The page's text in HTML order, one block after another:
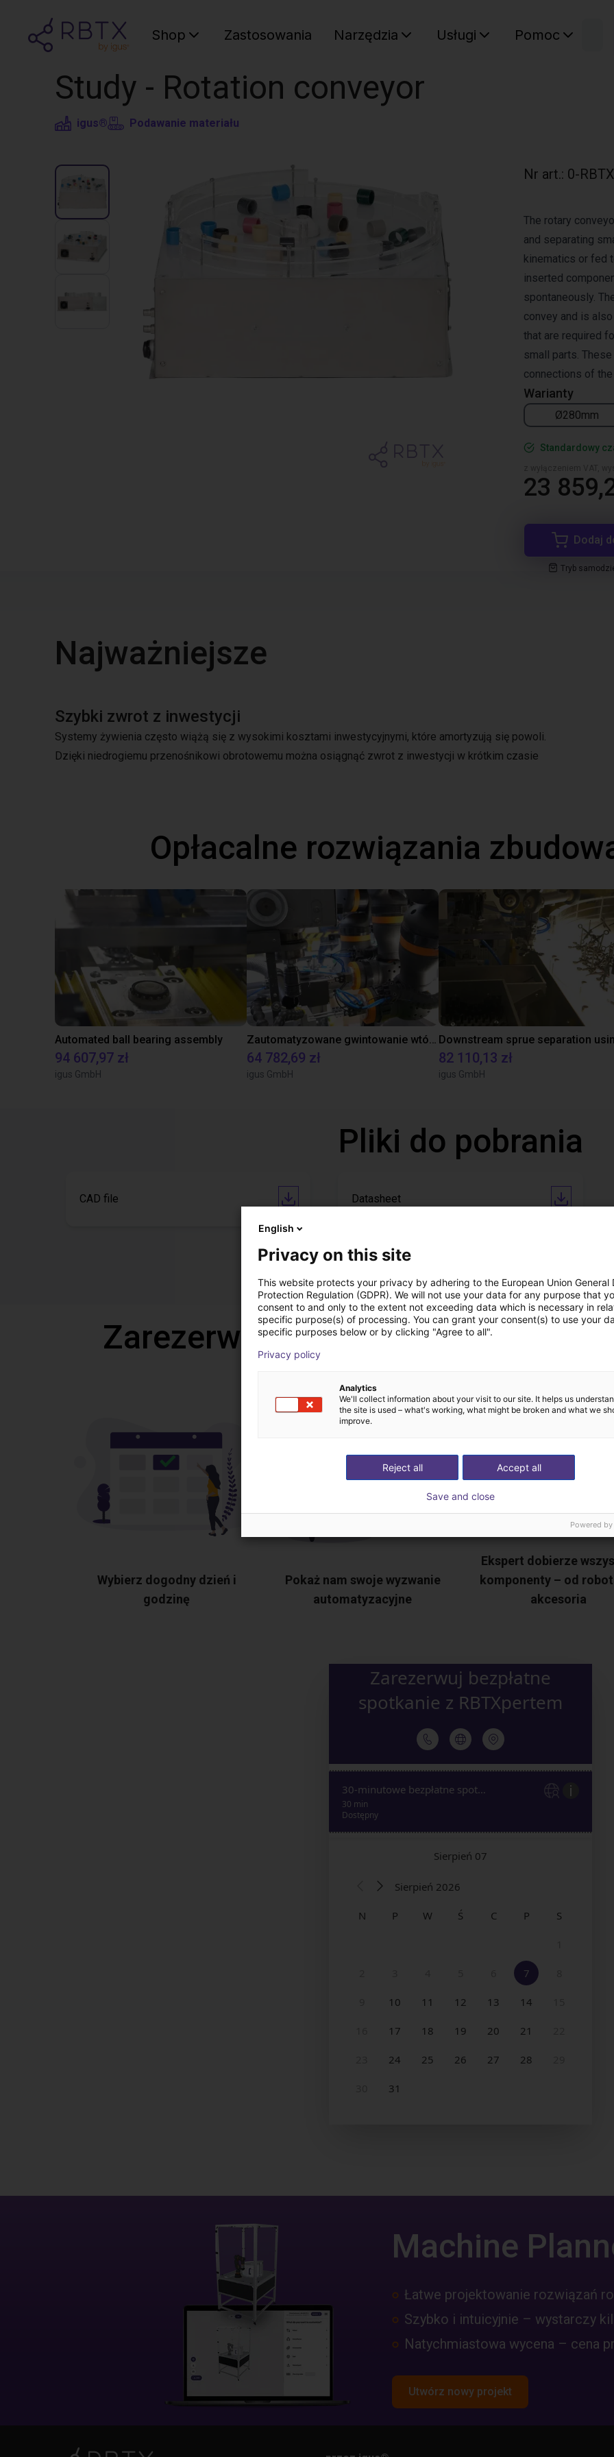
Shop Zastosowania Narzędzia Usługi Pomoc
Study - Rotation conveyor
igus® Podawanie materiału
Nr art.: 0-
Warianty
Ø280mm
The rotary
and separating
kinematics or fed
inserted
spontaneously.
convey and is
that are required
small parts.
connections of
Standardowy
23
Dodaj
Tryb
Najważniejsze
Szybki zwrot z inwestycji
Systemy żywienia często wiążą się z wysokimi kosztami inwestycyjnymi, które amortyzują się powoli.
Dzięki niedrogiemu przenośnikowi obrotowemu można osiągnąć zwrot z inwestycji w krótkim czasie
Opłacalne rozwiązania
Automated ball bearing assembly
94 607,97 zł
igus GmbH
Zautomatyzowane gwintowanie wtórne
64 782,69 zł
igus GmbH
82 110,13 zł
igus GmbH
Pliki do pobrania
CAD file Datasheet
Zarezerwuj bezpłatną rozmowę
Wybierz dogodny dzień i
godzinę
Pokaż nam swoje wyzwanie
automatyzacyjne
Ekspert dobierze
komponenty – od
akcesoria
Machine
Łatwe projektowanie rozwiązań
Szybko i intuicyjnie – wystarczy
Natychmiastowa wycena – cena
Utwórz nowy projekt
English
Privacy on this site
This website protects your privacy by adhering to the European Union General
Protection Regulation (GDPR). We will not use your data for any purpose that
consent to and only to the extent not exceeding data which is necessary in
specific purpose(s) of processing. You can grant your consent(s) to use your
specific purposes below or by clicking "Agree to all".
Privacy policy
Analytics
We'll collect information about your visit to our site. It helps us
the site is used – what's working, what might be broken and what we
improve.
Accept all
Reject all
Save and close
Powered by